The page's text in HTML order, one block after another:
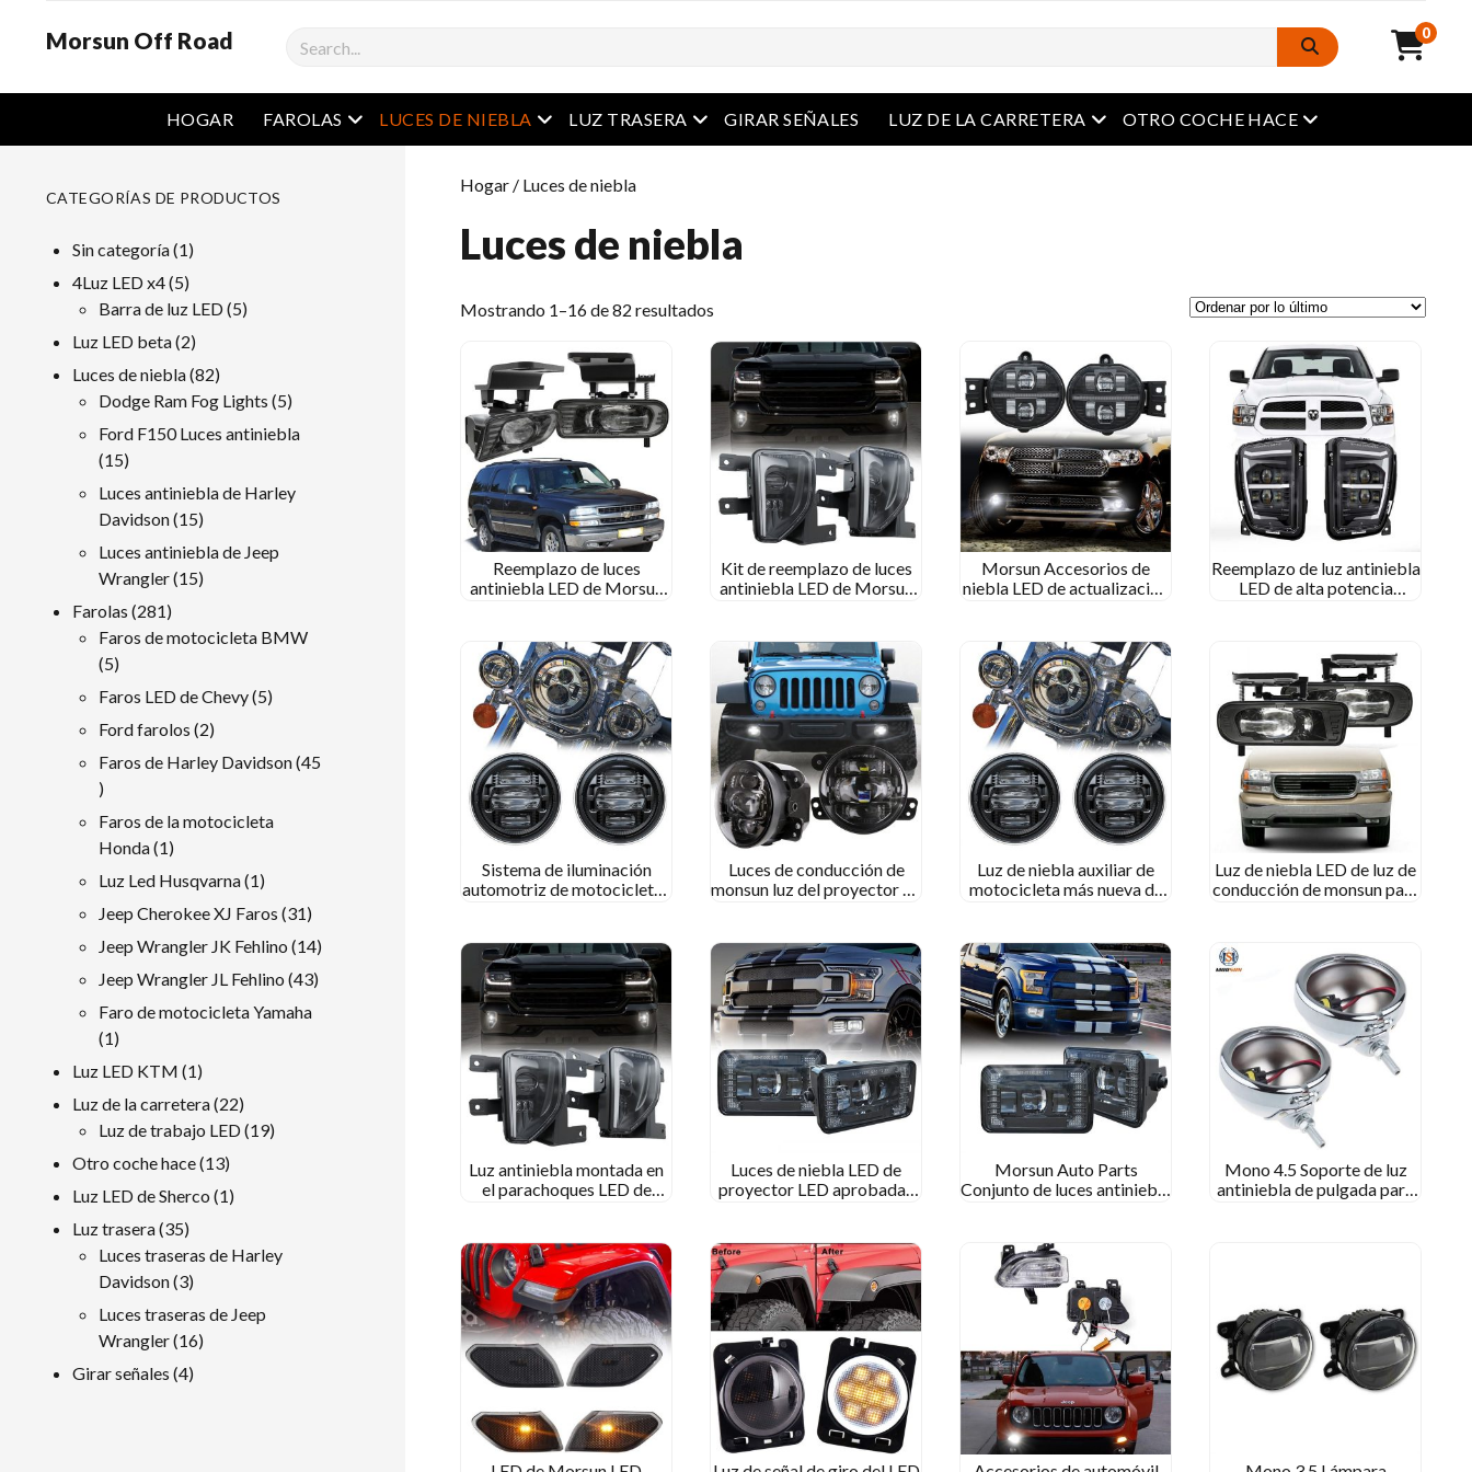
Morsun Off Road Buscar 0
HOGAR FAROLAS Menú abierto
LUCES DE NIEBLA Menú abierto
LUZ TRASERA Menú abierto
GIRAR SEÑALES LUZ DE LA CARRETERA Menú abierto
OTRO COCHE HACE Menú abierto
Hogar / Luces de niebla
Luces de niebla
Mostrando 1–16 de 82 resultados
último
Reemplazo de luces
antiniebla LED de Morsun
3500
Kit de reemplazo de luces
antiniebla LED de Morsun
2500HD 2016-2018
Morsun Accesorios de
niebla LED de actualización
3500 Luz de pase de
parachoques LED
Reemplazo de luz antiniebla
LED de alta potencia
2017
Sistema de iluminación
automotriz de motocicletas
para Harley Electra Glide
Ultra Classic
Luces de conducción de
monsun luz del proyector de
Luz de niebla auxiliar de
motocicleta más nueva de
2017 Luz de conducir
Luz de niebla LED de luz de
conducción de monsun para
Gmc yukon camioneta
Luz antiniebla montada en
el parachoques LED de
Reemplazo del kit
Luces de niebla LED de
proyector LED aprobadas
150 2017-2018 Súper
deber
Morsun Auto Parts
Conjunto de luces antiniebla
Mono 4.5 Soporte de luz
antiniebla de pulgada para
CATEGORÍAS DE PRODUCTOS
Sin categoría 11
producto
4Luz LED x4 55
productos
Barra de luz LED 55
Luz LED beta 22
productos
Luces de niebla 8282
productos
Dodge Ram Fog Lights 55
productos
Ford F150 Luces antiniebla
1515
productos
Luces antiniebla de Harley
Davidson 1515
productos
Luces antiniebla de Jeep
Wrangler 1515
Farolas 281281
productos
Faros de motocicleta BMW
55
productos
Faros LED de Chevy 55
Ford farolos 22
productos
Faros de Harley Davidson 45
45
productos
Faros de la motocicleta
Honda 11
producto
Luz Led Husqvarna 11
producto
Jeep Cherokee XJ Faros 3131
productos
Jeep Wrangler JK Fehlino 1414
productos
Jeep Wrangler JL Fehlino 4343
Faro de motocicleta Yamaha
11
producto
Luz LED KTM 11
producto
Luz de la carretera 2222
productos
Luz de trabajo LED 1919
Otro coche hace 1313
productos
Luz LED de Sherco 11
Luz trasera 3535
productos
Luces traseras de Harley
Davidson 33
productos
Luces traseras de Jeep
Wrangler 1616
Girar señales 44